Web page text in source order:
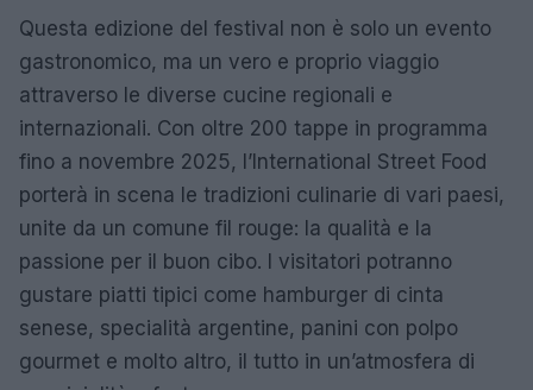
Questa edizione del festival non è solo un evento
gastronomico, ma un vero e proprio viaggio
attraverso le diverse cucine regionali e
internazionali. Con oltre 200 tappe in programma
fino a novembre 2025, l’International Street Food
porterà in scena le tradizioni culinarie di vari paesi,
unite da un comune fil rouge: la qualità e la
passione per il buon cibo. I visitatori potranno
gustare piatti tipici come hamburger di cinta
senese, specialità argentine, panini con polpo
gourmet e molto altro, il tutto in un’atmosfera di